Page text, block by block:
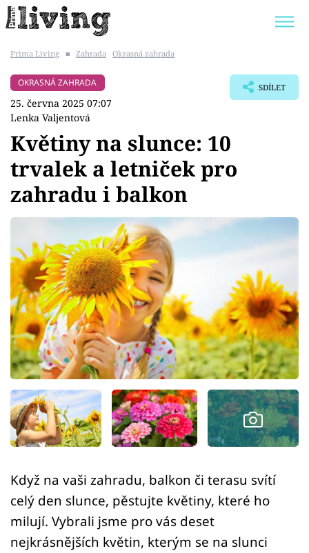
BYDLENÍ SLAVNÝCH
Témata
Bydlení
Zahrada
Design
Sledujte prima+
Přihlášení
Sledujte nás
Prima Living ■ Zahrada Okrasná zahrada
OKRASNÁ ZAHRADA
25. června 2025 07:07
Lenka Valjentová
SDÍLET
Květiny na slunce: 10
trvalek a letniček pro
zahradu i balkon
Když na vaši zahradu, balkon či terasu svítí
celý den slunce, pěstujte květiny, které ho
milují. Vybrali jsme pro vás deset
nejkrásnějších květin, kterým se na slunci